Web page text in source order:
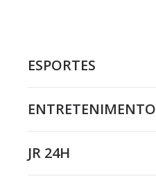
ESPORTES
ENTRETENIMENTO
JR 24H